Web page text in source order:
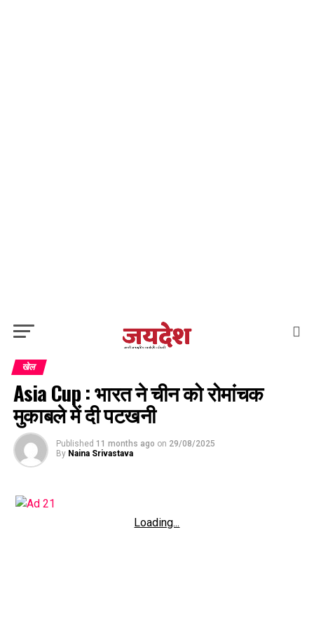
खेल
Asia Cup : भारत ने चीन को रोमांचक
मुकाबले में दी पटखनी
Published 11 months ago on 29/08/2025
By Naina Srivastava
Loading...